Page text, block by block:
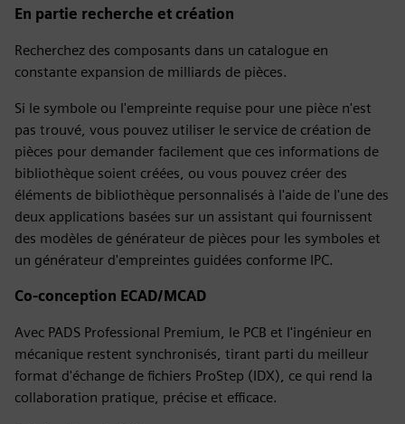
En partie recherche et création
Recherchez des composants dans un catalogue en
constante expansion de milliards de pièces.
Si le symbole ou l'empreinte requise pour une pièce n'est
pas trouvé, vous pouvez utiliser le service de création de
pièces pour demander facilement que ces informations de
bibliothèque soient créées, ou vous pouvez créer des
éléments de bibliothèque personnalisés à l'aide de l'une des
deux applications basées sur un assistant qui fournissent
des modèles de générateur de pièces pour les symboles et
un générateur d'empreintes guidées conforme IPC.
Co-conception ECAD/MCAD
Avec PADS Professional Premium, le PCB et l'ingénieur en
mécanique restent synchronisés, tirant parti du meilleur
format d'échange de fichiers ProStep (IDX), ce qui rend la
collaboration pratique, précise et efficace.